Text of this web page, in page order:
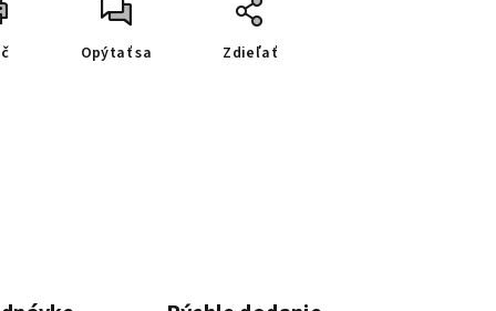
Opýtať sa Zdieľať